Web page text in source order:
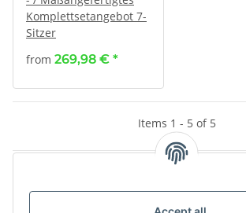
Komplettsetangebot 7-
Sitzer
from 269,98 € *
Items 1 - 5 of 5